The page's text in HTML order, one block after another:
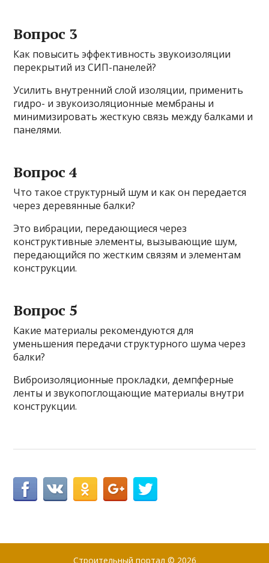
Вопрос 3
Как повысить эффективность звукоизоляции
перекрытий из СИП-панелей?
Усилить внутренний слой изоляции, применить
гидро- и звукоизоляционные мембраны и
минимизировать жесткую связь между балками и
панелями.
Вопрос 4
Что такое структурный шум и как он передается
через деревянные балки?
Это вибрации, передающиеся через
конструктивные элементы, вызывающие шум,
передающийся по жестким связям и элементам
конструкции.
Вопрос 5
Какие материалы рекомендуются для
уменьшения передачи структурного шума через
балки?
Виброизоляционные прокладки, демпферные
ленты и звукопоглощающие материалы внутри
конструкции.
Строительный портал © 2026